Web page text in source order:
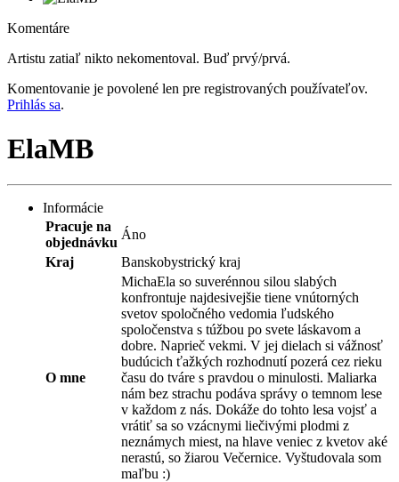
Komentáre
Artistu zatiaľ nikto nekomentoval. Buď prvý/prvá.
Komentovanie je povolené len pre registrovaných používateľov.
Prihlás sa.
ElaMB
Informácie
Pracuje na
objednávku
Áno
Kraj
Banskobystrický kraj
O mne
MichaEla so suverénnou silou slabých
konfrontuje najdesivejšie tiene vnútorných
svetov spoločného vedomia ľudského
spoločenstva s túžbou po svete láskavom a
dobre. Naprieč vekmi. V jej dielach si vážnosť
budúcich ťažkých rozhodnutí pozerá cez rieku
času do tváre s pravdou o minulosti. Maliarka
nám bez strachu podáva správy o temnom lese
v každom z nás. Dokáže do tohto lesa vojsť a
vrátiť sa so vzácnymi liečivými plodmi z
neznámych miest, na hlave veniec z kvetov aké
nerastú, so žiarou Večernice. Vyštudovala som
maľbu :)